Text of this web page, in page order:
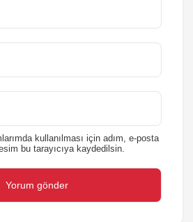
kullanılması için adım, e-posta
bu tarayıcıya kaydedilsin.